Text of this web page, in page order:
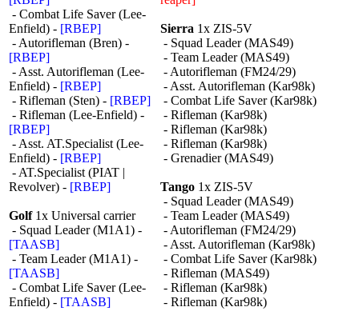
- Combat Life Saver (Lee-
Enfield) - [RBEP]
- Autorifleman (Bren) -
[RBEP]
- Asst. Autorifleman (Lee-
Enfield) - [RBEP]
- Rifleman (Sten) - [RBEP]
- Rifleman (Lee-Enfield) -
[RBEP]
- Asst. AT.Specialist (Lee-
Enfield) - [RBEP]
- AT.Specialist (PIAT |
Revolver) - [RBEP]
Golf1x Universal carrier
- Squad Leader (M1A1) -
[TAASB]
- Team Leader (M1A1) -
[TAASB]
- Combat Life Saver (Lee-
Enfield) - [TAASB]
Sierra 1x ZIS-5V
- Squad Leader (MAS49)
- Team Leader (MAS49)
- Autorifleman (FM24/29)
- Asst. Autorifleman (Kar98k)
- Combat Life Saver (Kar98k)
- Rifleman (Kar98k)
- Rifleman (Kar98k)
- Rifleman (Kar98k)
- Grenadier (MAS49)
Tango 1x ZIS-5V
- Squad Leader (MAS49)
- Team Leader (MAS49)
- Autorifleman (FM24/29)
- Asst. Autorifleman (Kar98k)
- Combat Life Saver (Kar98k)
- Rifleman (MAS49)
- Rifleman (Kar98k)
- Rifleman (Kar98k)